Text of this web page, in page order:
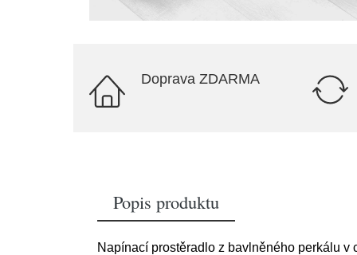
Doprava ZDARMA
Popis produktu
Napínací prostěradlo z bavlněného perkálu